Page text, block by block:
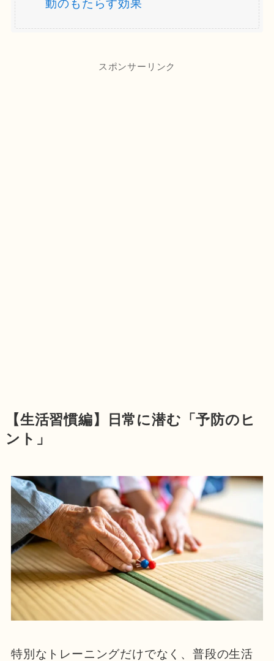
動のもたらす効果
スポンサーリンク
【生活習慣編】日常に潜む「予防のヒ
ント」
特別なトレーニングだけでなく、普段の生活